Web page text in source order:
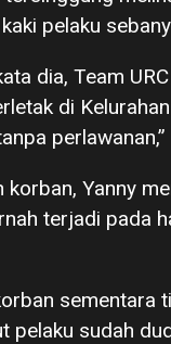
pelaku
dia, Team
di
korban, Yanny
terjadi pada
sementara
pelaku sudah